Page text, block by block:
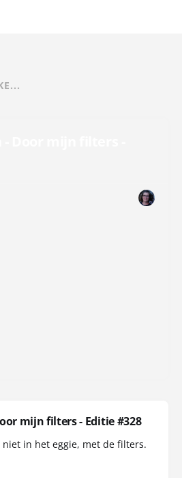
mijn filters - Editie #328
niet in het eggie, met de filters.